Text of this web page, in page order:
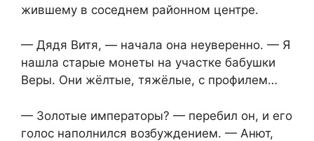
жившему в соседнем районном центре.
— Дядя Витя, — начала она неуверенно. — Я
нашла старые монеты на участке бабушки
Веры. Они жёлтые, тяжёлые, с профилем…
— Золотые императоры? — перебил он, и его
голос наполнился возбуждением. — Анют,